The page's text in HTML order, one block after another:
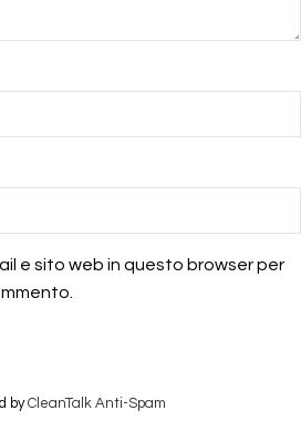
e sito web in questo browser per
byCleanTalk Anti-Spam